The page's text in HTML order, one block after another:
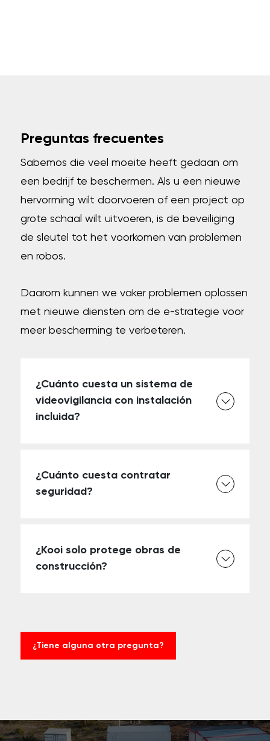
Preguntas frecuentes
Sabemos die veel moeite heeft gedaan om
een ​​bedrijf te beschermen. Als u een nieuwe
hervorming wilt doorvoeren of een project op
grote schaal wilt uitvoeren, is de beveiliging
de sleutel tot het voorkomen van problemen
en robos.
Daarom kunnen we vaker problemen oplossen
met nieuwe diensten om de e-strategie voor
meer bescherming te verbeteren.
¿Cuánto cuesta un sistema de
videovigilancia con instalación
incluida?
¿Cuánto cuesta contratar
seguridad?
¿Kooi solo protege obras de
construcción?
¿Tiene alguna otra pregunta?